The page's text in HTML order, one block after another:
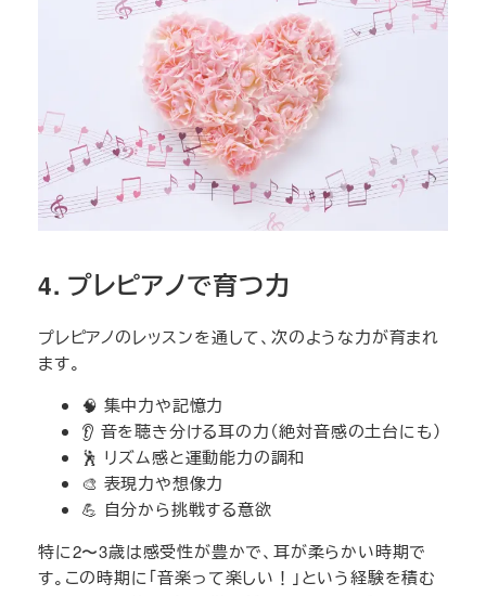
4. プレピアノで育つ力
プレピアノのレッスンを通して、次のような力が育まれ
ます。
🧠 集中力や記憶力
👂 音を聴き分ける耳の力（絶対音感の土台にも）
🕺 リズム感と運動能力の調和
🎨 表現力や想像力
💪 自分から挑戦する意欲
特に2〜3歳は感受性が豊かで、耳が柔らかい時期で
す。この時期に「音楽って楽しい！」という経験を積む